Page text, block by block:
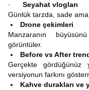
· Seyahat vlogları
Günlük tarzda, sade
Drone çekimleri
Manzaranın
görüntüler.
Before vs After
Gerçekte
versiyonun farkını
Kahve durakları ve